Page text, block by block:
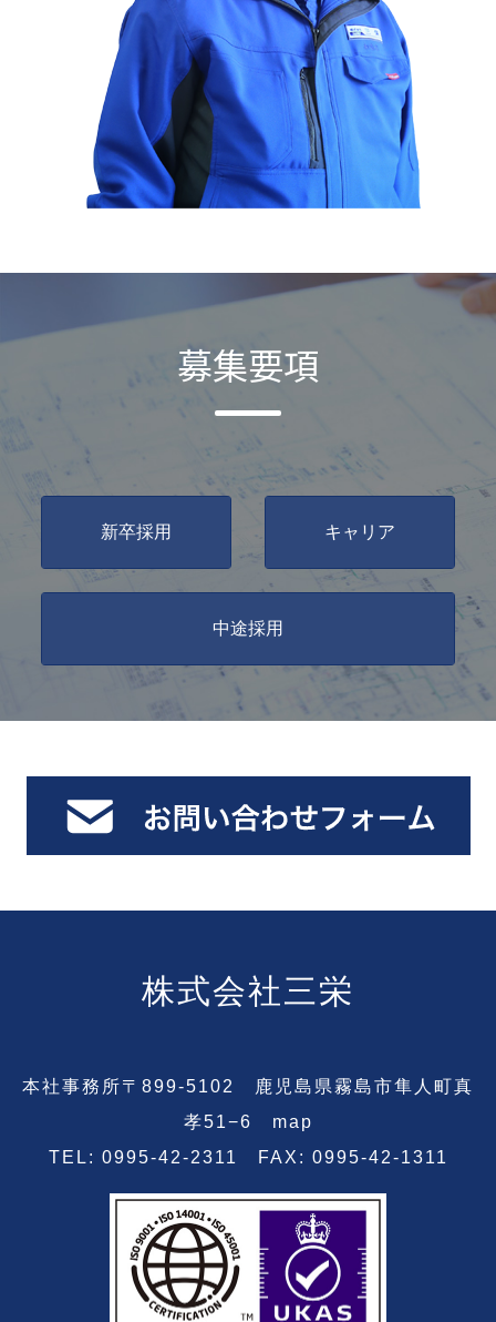
募集要項
新卒採用 キャリア
中途採用
株式会社三栄
本社事務所〒899-5102 鹿児島県霧島市隼人町真
孝51−6 map
TEL: 0995-42-2311 FAX: 0995-42-1311